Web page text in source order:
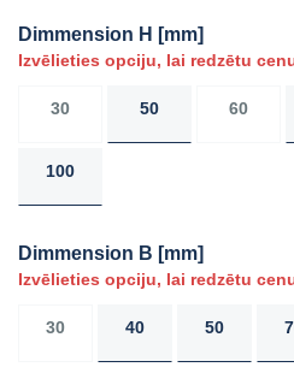
Dimmension H [mm]
Izvēlieties opciju, lai redzētu
30 50 60
100
Dimmension B [mm]
Izvēlieties opciju, lai redzētu
30 40 50